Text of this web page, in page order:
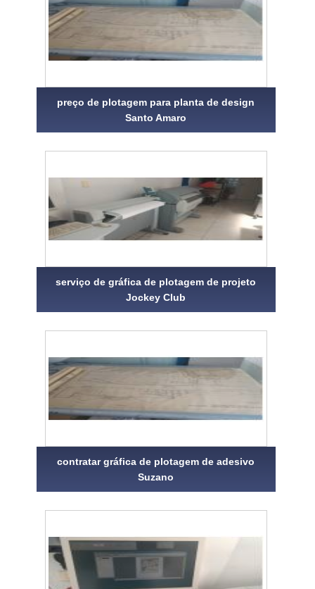
preço de plotagem para planta de design
Santo Amaro
serviço de gráfica de plotagem de projeto
Jockey Club
contratar gráfica de plotagem de adesivo
Suzano